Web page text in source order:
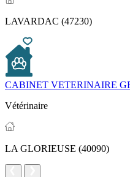
LAVARDAC (47230)
CABINET VETERINAIRE
Vétérinaire
LA GLORIEUSE (40090)